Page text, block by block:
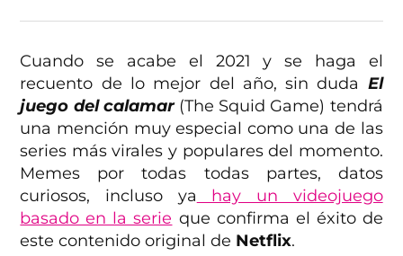
Cuando se acabe el 2021 y se haga el
recuento de lo mejor del año, sin duda El
juego del calamar(The Squid Game) tendrá
una mención muy especial como una de las
series más virales y populares del momento.
Memes por todas todas partes, datos
curiosos, incluso ya hay un videojuego
basado en la serie que confirma el éxito de
este contenido original de Netflix.